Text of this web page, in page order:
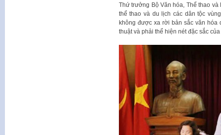
Thứ trưởng Bộ Văn hóa, Thể thao
thể thao và du lịch các dân tộc
không được xa rời bản sắc văn hóa
thuật và phải thể hiện nét đặc sắc